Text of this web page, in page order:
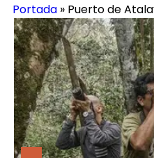
Portada » Puerto de